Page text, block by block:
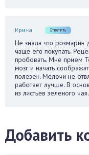
Ирина Ответить
Не знала что розмарин
чаще его покупать.
пробовать. Мне прием
мозг и начать
полезен. Мелочи не
работает лучше. В
из листьев зеленого чая.
Добавить